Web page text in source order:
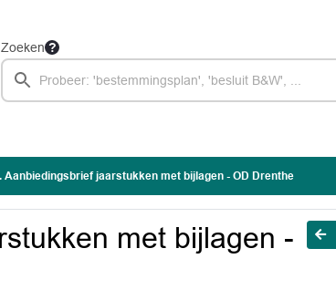
Zoeken
Aanbiedingsbrief jaarstukken met bijlagen - OD Drenthe
met bijlagen -